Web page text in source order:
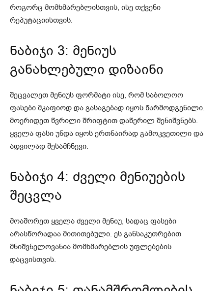
როგორც მომხმარებლისთვის, ისე თქვენი
რეპუტაციისთვის.
ნაბიჯი 3: მენიუს
განახლებული დიზაინი
შეცვალეთ მენიუს ფორმატი ისე, რომ საბოლოო
ფასები მკაფიოდ და გასაგებად იყოს წარმოდგენილი.
მოერიდეთ წვრილი შრიფტით დაწერილ შენიშვნებს.
ყველა ფასი უნდა იყოს ერთნაირად გამოკვეთილი და
ადვილად შესამჩნევი.
ნაბიჯი 4: ძველი მენიუების
შეცვლა
მოაშორეთ ყველა ძველი მენიუ, სადაც ფასები
არასწორადაა მითითებული. ეს განსაკუთრებით
მნიშვნელოვანია მომხმარებლის უფლებების
დაცვისთვის.